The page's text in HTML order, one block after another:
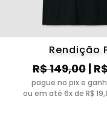
Rendição
R$ 149,00|
pague no pix e
ou em até 6x de R$